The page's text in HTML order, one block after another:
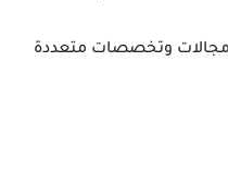
وتخصصات متعددة